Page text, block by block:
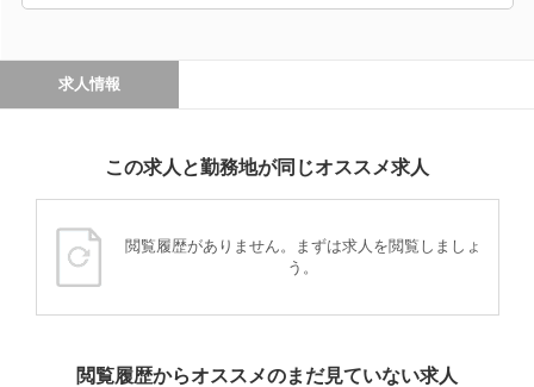
求人情報
この求人と勤務地が同じオススメ求人
閲覧履歴がありません。まずは求人を閲覧しましょ
う。
閲覧履歴からオススメのまだ見ていない求人